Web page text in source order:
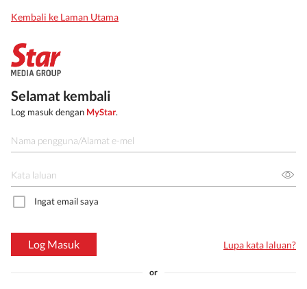
Kembali ke Laman Utama
Selamat kembali
Log masuk dengan MyStar.
Ingat email saya
Log Masuk Lupa kata laluan?
or